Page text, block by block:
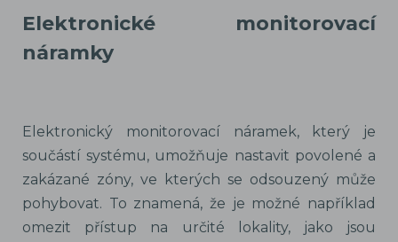
Elektronické monitorovací
náramky
Elektronický monitorovací náramek, který je
součástí systému, umožňuje nastavit povolené a
zakázané zóny, ve kterých se odsouzený může
pohybovat. To znamená, že je možné například
omezit přístup na určité lokality, jako jsou